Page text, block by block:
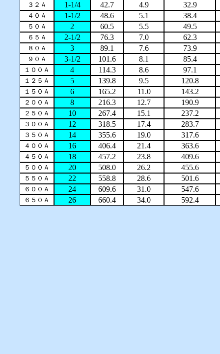
３２Ａ 1-1/4 42.7 4.9 32.9
４０Ａ 1-1/2 48.6 5.1 38.4
５０Ａ 2 60.5 5.5 49.5
６５Ａ 2-1/2 76.3 7.0 62.3
８０Ａ 3 89.1 7.6 73.9
９０Ａ 3-1/2 101.6 8.1 85.4
１００Ａ 4 114.3 8.6 97.1
１２５Ａ 5 139.8 9.5 120.8
１５０Ａ 6 165.2 11.0 143.2
２００Ａ 8 216.3 12.7 190.9
２５０Ａ 10 267.4 15.1 237.2
３００Ａ 12 318.5 17.4 283.7
３５０Ａ 14 355.6 19.0 317.6
４００Ａ 16 406.4 21.4 363.6
４５０Ａ 18 457.2 23.8 409.6
５００Ａ 20 508.0 26.2 455.6
５５０Ａ 22 558.8 28.6 501.6
６００Ａ 24 609.6 31.0 547.6
６５０Ａ 26 660.4 34.0 592.4